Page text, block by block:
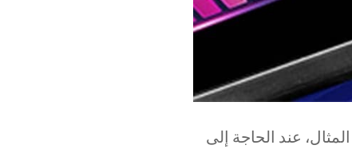
عند الحاجة إلى